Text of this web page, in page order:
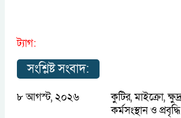
ট্যাগ:
সংশ্লিষ্ট সংবাদ:
৮ আগস্ট, ২০২৬
কুটির, মাইক্রো,
কর্মসংস্থান ও প্রবৃদ্ধি